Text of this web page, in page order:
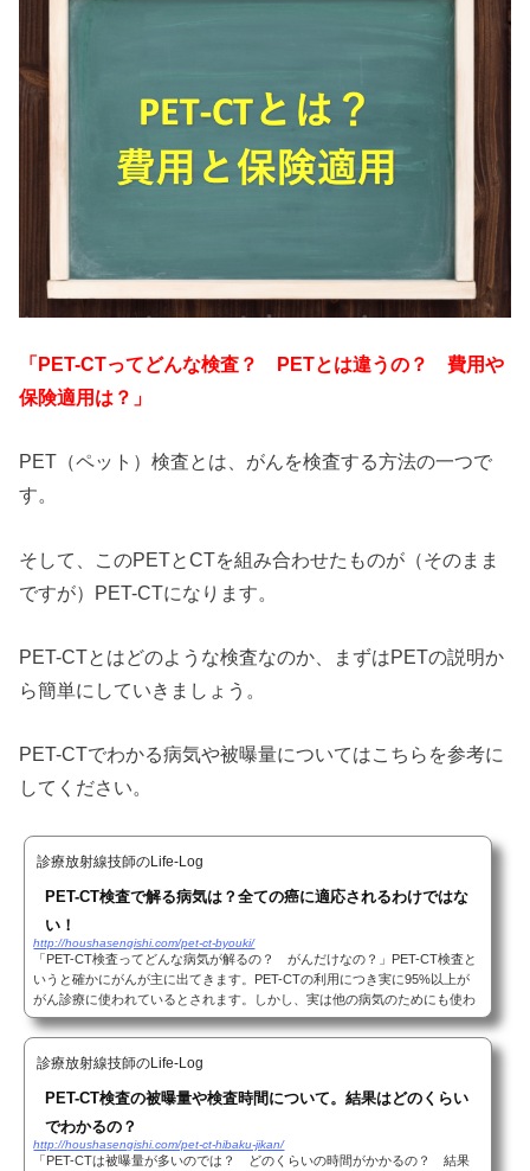
「PET-CTってどんな検査？ PETとは違うの？ 費用や
保険適用は？」
PET（ペット）検査とは、がんを検査する方法の一つで
す。
そして、このPETとCTを組み合わせたものが（そのまま
ですが）PET-CTになります。
PET-CTとはどのような検査なのか、まずはPETの説明か
ら簡単にしていきましょう。
PET-CTでわかる病気や被曝量についてはこちらを参考に
してください。
診療放射線技師のLife-Log
PET-CT検査で解る病気は？全ての癌に適応されるわけではな
い！
http://houshasengishi.com/pet-ct-byouki/
「PET-CT検査ってどんな病気が解るの？ がんだけなの？」PET-CT検査と
いうと確かにがんが主に出てきます。PET-CTの利用につき実に95%以上が
がん診療に使われているとされます。しかし、実は他の病気のためにも使わ
れていたりします。（意外でしょう？）今回はPET-CT...
診療放射線技師のLife-Log
PET-CT検査の被曝量や検査時間について。結果はどのくらい
でわかるの？
http://houshasengishi.com/pet-ct-hibaku-jikan/
「PET-CTは被曝量が多いのでは？ どのくらいの時間がかかるの？ 結果